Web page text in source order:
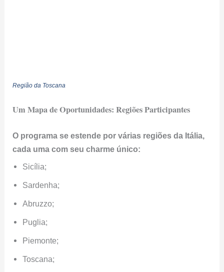
Região da Toscana
Um Mapa de Oportunidades: Regiões Participantes
O programa se estende por várias regiões da Itália,
cada uma com seu charme único:
Sicília;
Sardenha;
Abruzzo;
Puglia;
Piemonte;
Toscana;